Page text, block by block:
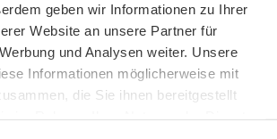
geben wir Informationen zu Ihrer
Website an unsere Partner für
und Analysen weiter. Unsere
Informationen möglicherweise mit
die Sie ihnen bereitgestellt
BEIM BILDUNGSWERK:
bei unseren Exkursionen